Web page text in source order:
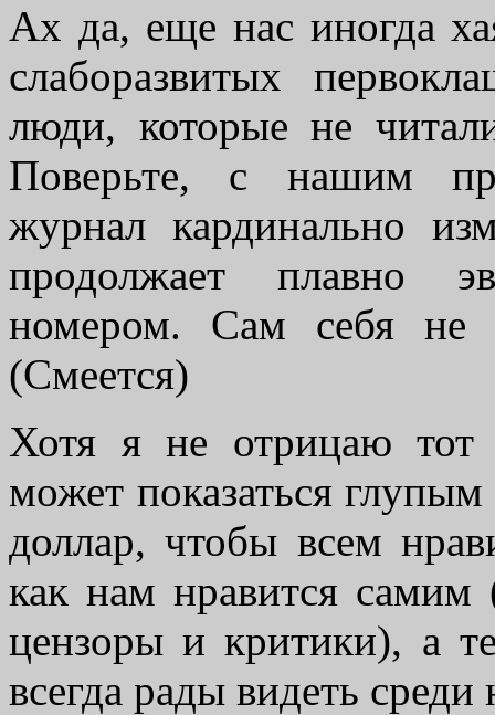
Ах да, еще нас иногда
слаборазвитых
люди, которые не
Поверьте, с нашим
журнал кардинально
продолжает плавно
номером. Сам себя не
(Смеется)
Хотя я не отрицаю тот
может показаться
доллар, чтобы всем
как нам нравится
цензоры и критики), а
всегда рады видеть